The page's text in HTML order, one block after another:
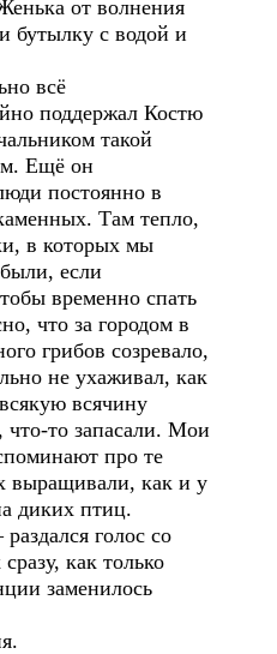
от волнения
бутылку с водой и
всё
поддержал Костю
такой
Ещё он
постоянно в
Там тепло,
в которых мы
если
временно спать
что за городом в
грибов созревало,
не ухаживал, как
всячину
что-то запасали. Мои
про те
выращивали, как и у
диких птиц.
голос со
как только
заменилось